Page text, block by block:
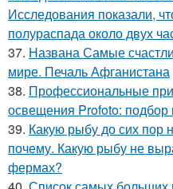
Исследования показали,
полураспада около двух
37. Названа Самые
мире. Печаль Афганистана
38. Профессиональные
освещения Profoto: подбор
39. Какую рыбу до сих
почему. Какую рыбу не
фермах?